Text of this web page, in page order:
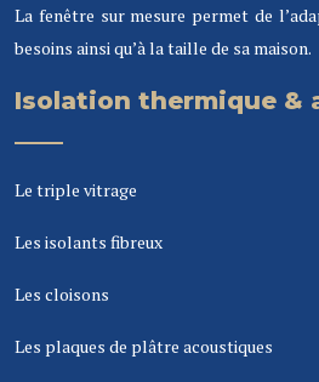
La fenêtre sur mesure permet de
besoins ainsi qu’à la taille de sa maison.
Isolation thermique &
Le triple vitrage
Les isolants fibreux
Les cloisons
Les plaques de plâtre acoustiques